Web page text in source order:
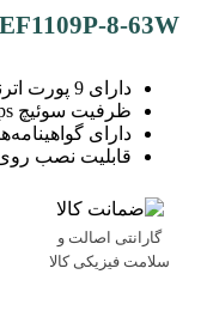
8-63W
دارای 9 پورت اترنت 10/100/1000 Base-T
ظرفیت سوئیچ 1.8Gbps
دارای
قابلیت نصب
گارانتی اصالت و
سلامت فیزیکی کالا